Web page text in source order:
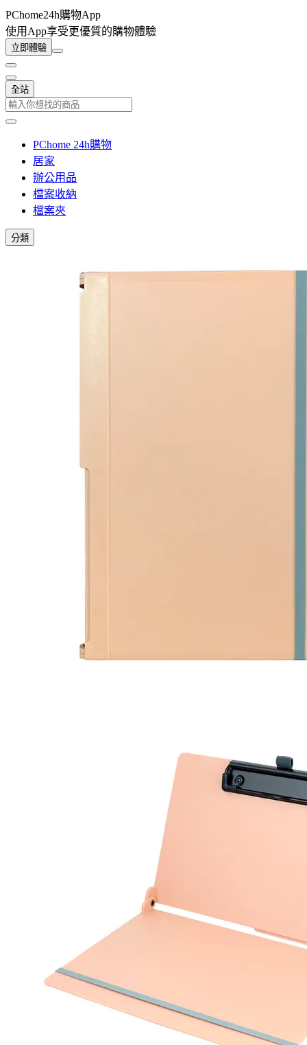
PChome24h購物App
使用App享受更優質的購物體驗
立即體驗
全站
PChome 24h購物
居家
辦公用品
檔案收納
檔案夾
分類